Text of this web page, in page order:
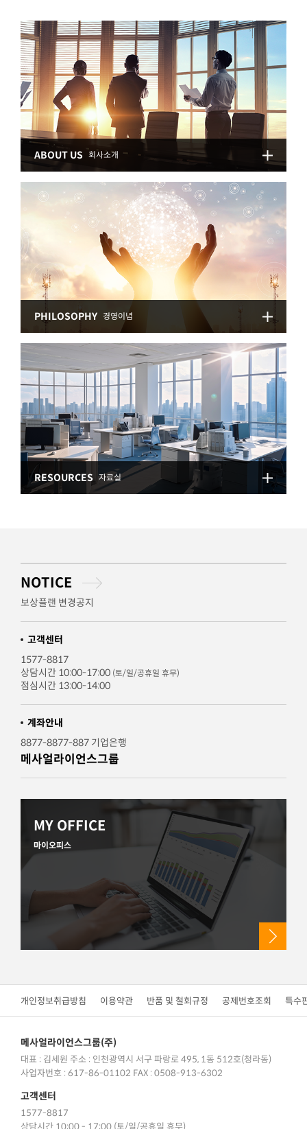
ABOUT US 회사소개
PHILOSOPHY 경영이념
RESOURCES 자료실
NOTICE
보상플랜 변경공지
고객센터
1577-8817
상담시간 10:00-17:00 (토/일/공휴일 휴무)
점심시간 13:00-14:00
계좌안내
8877-8877-887 기업은행
메사얼라이언스그룹
MY OFFICE
마이오피스
개인정보취급방침 이용약관 반품 및 철회규정 공제번호조회 특수
메사얼라이언스그룹(주)
대표 : 김세원 주소 : 인천광역시 서구 파랑로 495, 1동 512호(청라동)
사업자번호 : 617-86-01102 FAX : 0508-913-6302
고객센터
1577-8817
상담시간 10:00 - 17:00 (토/일/공휴일 휴무)